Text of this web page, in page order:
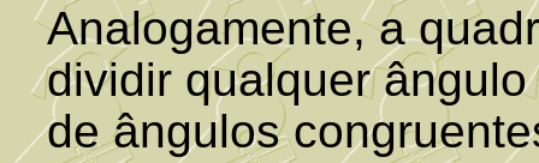
Analogamente, a
dividir qualquer
de ângulos